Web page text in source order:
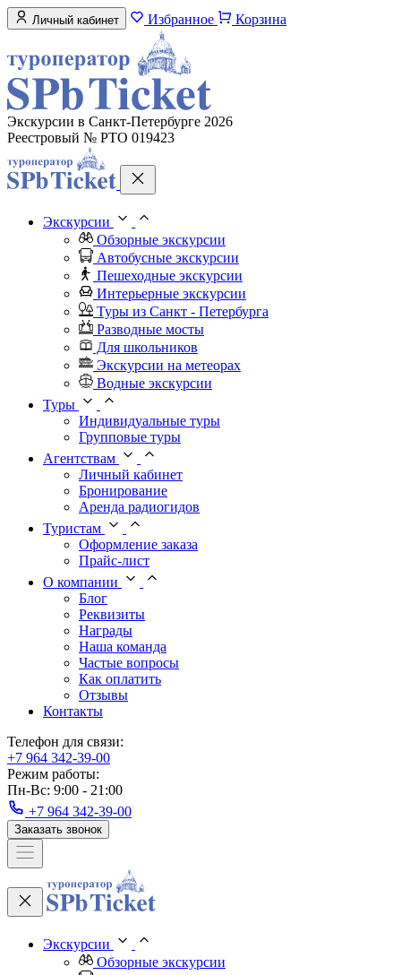
Личный кабинет Избранное Корзина
Экскурсии в Санкт-Петербурге 2026
Реестровый № РТО 019423
Экскурсии
Обзорные экскурсии
Автобусные экскурсии
Пешеходные экскурсии
Интерьерные экскурсии
Туры из Санкт - Петербурга
Разводные мосты
Для школьников
Экскурсии на метеорах
Водные экскурсии
Туры
Индивидуальные туры
Групповые туры
Агентствам
Личный кабинет
Бронирование
Аренда радиогидов
Туристам
Оформление заказа
Прайс-лист
О компании
Блог
Реквизиты
Награды
Наша команда
Частые вопросы
Как оплатить
Отзывы
Контакты
Телефон для связи:
+7 964 342-39-00
Режим работы:
Пн-Вс: 9:00 - 21:00
+7 964 342-39-00
Заказать звонок
Экскурсии
Обзорные экскурсии